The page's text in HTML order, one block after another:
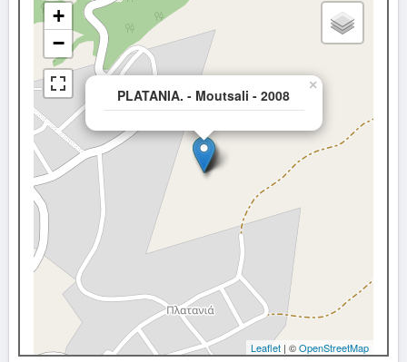
PLATANIA. - Moutsali - 2008
×
+
−
Leaflet | ©OpenStreetMap